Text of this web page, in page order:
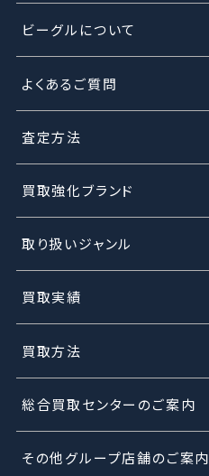
ビーグルについて
よくあるご質問
査定方法
買取強化ブランド
取り扱いジャンル
買取実績
買取方法
総合買取センターのご案内
その他グループ店舗のご案内